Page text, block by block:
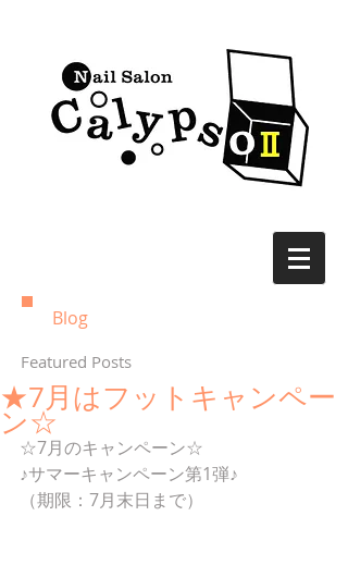
Blog
Featured Posts
★7月はフットキャンペー
ン☆
☆7月のキャンペーン☆
♪サマーキャンペーン第1弾♪
（期限：7月末日まで）